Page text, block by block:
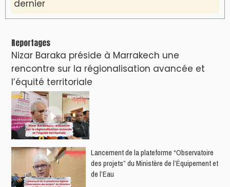
dernier
Reportages
Nizar Baraka préside à Marrakech une
rencontre sur la régionalisation avancée et
l’équité territoriale
​Lancement de la plateforme “Observatoire
des projets” du Ministère de l’Équipement et
de l’Eau